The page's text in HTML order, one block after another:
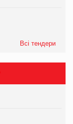
Всі тендери